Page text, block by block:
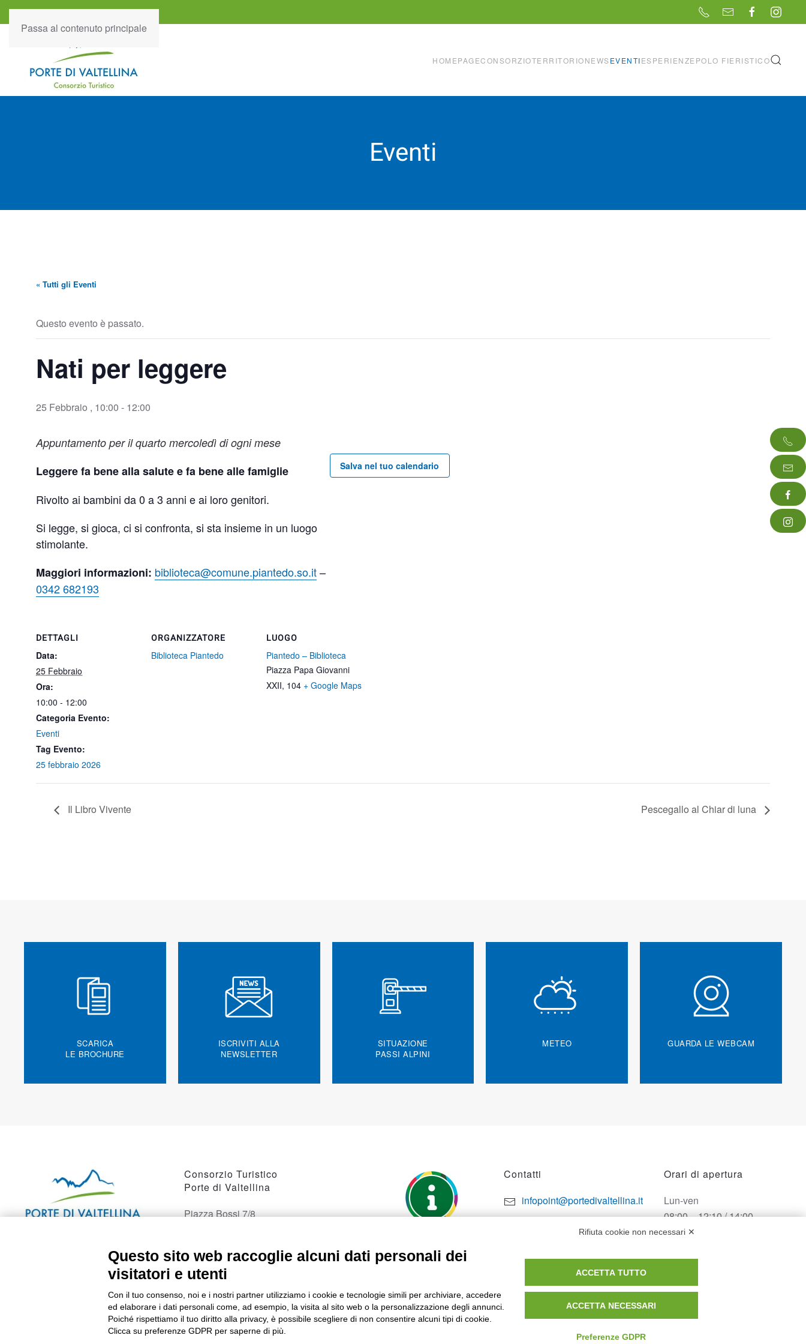
Passa al contenuto principale
HOMEPAGECONSORZIOTERRITORIONEWSEVENTIESPERIENZE POLO FIERISTICO
Eventi
« Tutti gli Eventi
Questo evento è passato.
Nati per leggere
25 Febbraio , 10:00 - 12:00
Appuntamento per il quarto mercoledì di ogni mese
Leggere fa bene alla salute e fa bene alle famiglie
Rivolto ai bambini da 0 a 3 anni e ai loro genitori.
Si legge, si gioca, ci si confronta, si sta insieme in un luogo
stimolante.
Maggiori informazioni: biblioteca@comune.piantedo.so.it–
0342 682193
Salva nel tuo calendario
DETTAGLI
Data:
25 Febbraio
Ora:
10:00 - 12:00
Categoria Evento:
Eventi
Tag Evento:
25 febbraio 2026
ORGANIZZATORE
Biblioteca Piantedo
LUOGO
Piantedo – Biblioteca
Piazza Papa Giovanni
XXII, 104 + Google Maps
Il Libro Vivente Pescegallo al Chiar di luna
SCARICA
LE BROCHURE
ISCRIVITI ALLA
NEWSLETTER
SITUAZIONE
PASSI ALPINI
METEO GUARDA LE WEBCAM
Consorzio Turistico
Porte di Valtellina
Piazza Bossi 7/8
Contatti
infopoint@portedivaltellina.it
Orari di apertura
Lun-ven
08:00 – 12:10 / 14:00 –
18:10
Sabato
Rifiuta cookie non necessari ✕
Questo sito web raccoglie alcuni dati personali dei
visitatori e utenti
Con il tuo consenso, noi e i nostri partner utilizziamo i cookie e tecnologie simili per archiviare, accedere
ed elaborare i dati personali come, ad esempio, la visita al sito web o la personalizzazione degli annunci.
Poiché rispettiamo il tuo diritto alla privacy, è possibile scegliere di non consentire alcuni tipi di cookie.
Clicca su preferenze GDPR per saperne di più.
ACCETTA TUTTO
ACCETTA NECESSARI
Preferenze GDPR